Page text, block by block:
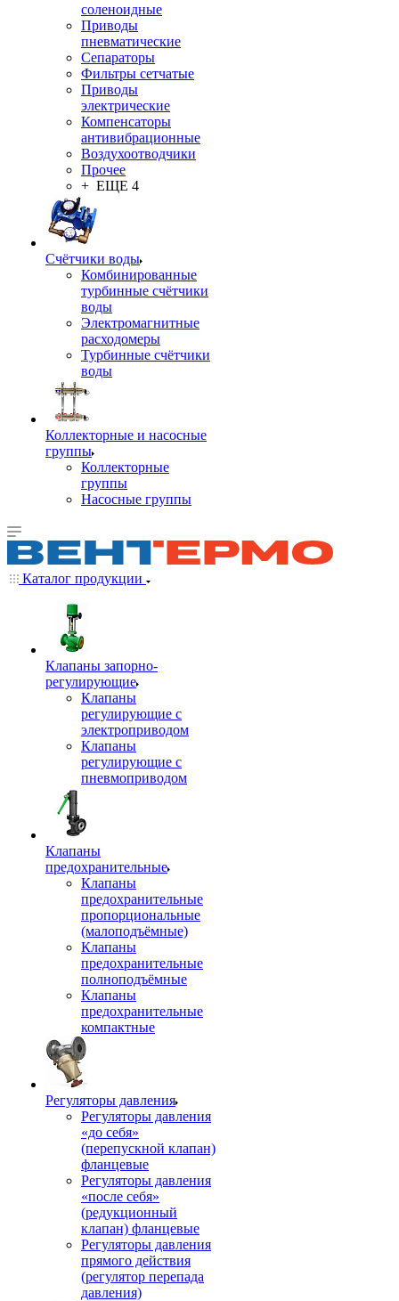
соленоидные
Приводы
пневматические
Сепараторы
Фильтры сетчатые
Приводы
электрические
Компенсаторы
антивибрационные
Воздухоотводчики
Прочее
+ ЕЩЕ 4
Счётчики воды
Комбинированные
турбинные счётчики
воды
Электромагнитные
расходомеры
Турбинные счётчики
воды
Коллекторные и насосные
группы
Коллекторные
группы
Насосные группы
Каталог продукции
Клапаны запорно-
регулирующие
Клапаны
регулирующие с
электроприводом
Клапаны
регулирующие с
пневмоприводом
Клапаны
предохранительные
Клапаны
предохранительные
пропорциональные
(малоподъёмные)
Клапаны
предохранительные
полноподъёмные
Клапаны
предохранительные
компактные
Регуляторы давления
Регуляторы давления
«до себя»
(перепускной клапан)
фланцевые
Регуляторы давления
«после себя»
(редукционный
клапан) фланцевые
Регуляторы давления
прямого действия
(регулятор перепада
давления)